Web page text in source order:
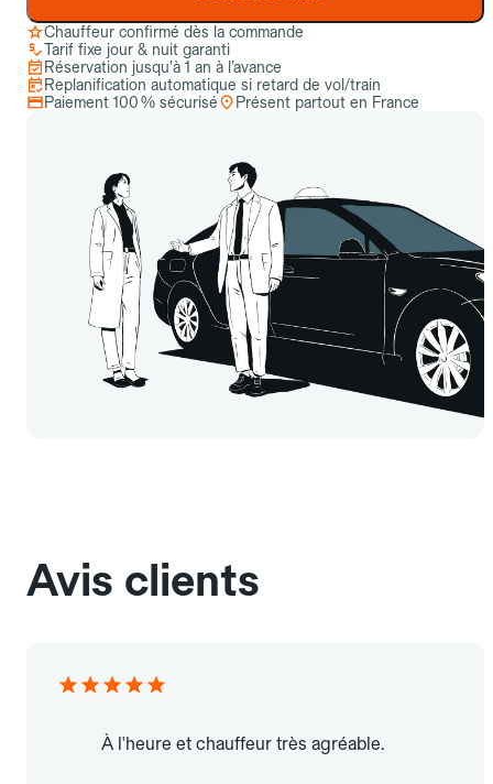
Chauffeur confirmé dès la commande
Tarif fixe jour & nuit garanti
Réservation jusqu’à 1 an à l’avance
Replanification automatique si retard de vol/train
Paiement 100 % sécurisé
Présent partout en France
Avis clients
À l'heure et chauffeur très agréable.